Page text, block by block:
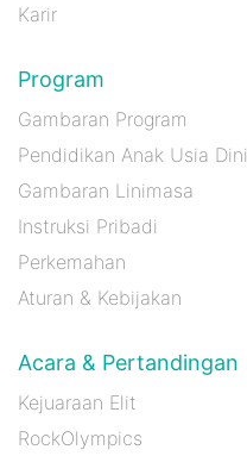
Karir
Program
Gambaran Program
Pendidikan Anak Usia Dini
Gambaran Linimasa
Instruksi Pribadi
Perkemahan
Aturan & Kebijakan
Acara & Pertandingan
Kejuaraan Elit
RockOlympics